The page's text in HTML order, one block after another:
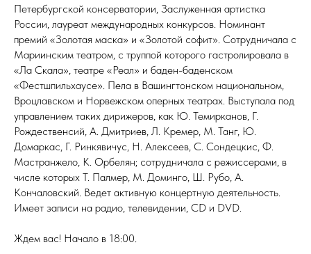
Петербургской консерватории, Заслуженная артистка
России, лауреат международных конкурсов. Номинант
премий «Золотая маска» и «Золотой софит». Сотрудничала с
Мариинским театром, с труппой которого гастролировала в
«Ла Скала», театре «Реал» и баден-баденском
«Фестшпильхаусе». Пела в Вашингтонском национальном,
Вроцлавском и Норвежском оперных театрах. Выступала под
управлением таких дирижеров, как Ю. Темирканов, Г.
Рождественсий, А. Дмитриев, Л. Кремер, М. Танг, Ю.
Домаркас, Г. Ринкявичус, Н. Алексеев, С. Сондецкис, Ф.
Мастранжело, К. Орбелян; сотрудничала с режиссерами, в
числе которых Т. Палмер, М. Доминго, Ш. Рубо, А.
Кончаловский. Ведет активную концертную деятельность.
Имеет записи на радио, телевидении, CD и DVD.
Ждем вас! Начало в 18:00.